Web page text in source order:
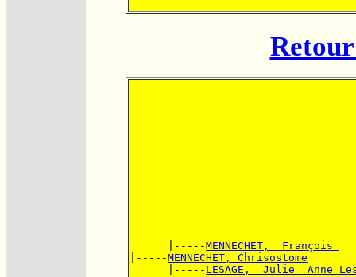
      |-----
MENNECHET,  François
|-----MENNECHET, Chrisostome
      |-----
LESAGE,  Julie  Anne